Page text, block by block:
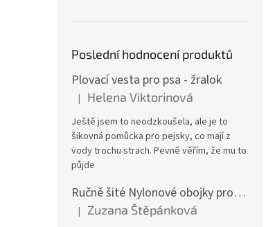
Poslední hodnocení produktů
Plovací vesta pro psa - žralok
Hodnocení produktu je 5 z 5 hvězdiček.
| Helena Viktorinová
Ještě jsem to neodzkoušela, ale je to
šikovná pomůcka pro pejsky, co mají z
vody trochu strach. Pevně věřím, že mu to
půjde
Ručně šité Nylonové obojky pro psa
Hodnocení produktu je 4 z 5 hvězdiček.
| Zuzana Štěpánková